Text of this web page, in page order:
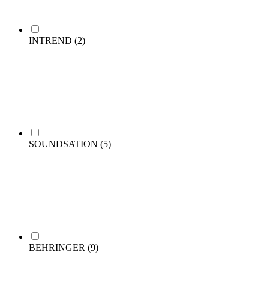
INTREND (2)
SOUNDSATION (5)
BEHRINGER (9)